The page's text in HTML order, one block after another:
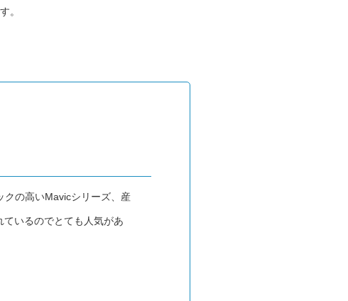
。
クの高いMavicシリーズ、産
いるのでとても人気があ